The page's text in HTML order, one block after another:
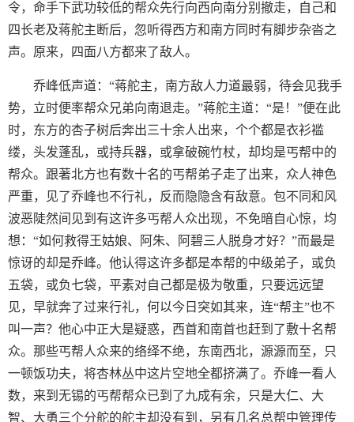
令，命手下武功较低的帮众先行向西向南分别撤走，自己和
四长老及蒋舵主断后，忽听得西方和南方同时有脚步杂沓之
声。原来，四面八方都来了敌人。
乔峰低声道：“蒋舵主，南方敌人力道最弱，待会见我手
势，立时便率帮众兄弟向南退走。”蒋舵主道：“是！”便在此
时，东方的杏子树后奔出三十余人出来，个个都是衣衫褴
缕，头发蓬乱，或持兵器，或拿破碗竹杖，却均是丐帮中的
帮众。跟著北方也有数十名的丐帮弟子走了出来，众人神色
严重，见了乔峰也不行礼，反而隐隐含有敌意。包不同和风
波恶陡然间见到有这许多丐帮人众出现，不免暗自心惊，均
想：“如何救得王姑娘、阿朱、阿碧三人脱身才好？”而最是
惊讶的却是乔峰。他认得这许多都是本帮的中级弟子，或负
五袋，或负七袋，平素对自己都是极为敬重，只要远远望
见，早就奔了过来行礼，何以今日突如其来，连“帮主”也不
叫一声？他心中正大是疑惑，西首和南首也赶到了敷十名帮
众。那些丐帮人众来的络绎不绝，东南西北，源源而至，只
一顿饭功夫，将杏林丛中这片空地全都挤满了。乔峰一看人
数，来到无锡的丐帮帮众已到了九成有余，只是大仁、大
智、大勇三个分舵的舵主却没有到，另有几名总帮中管理传